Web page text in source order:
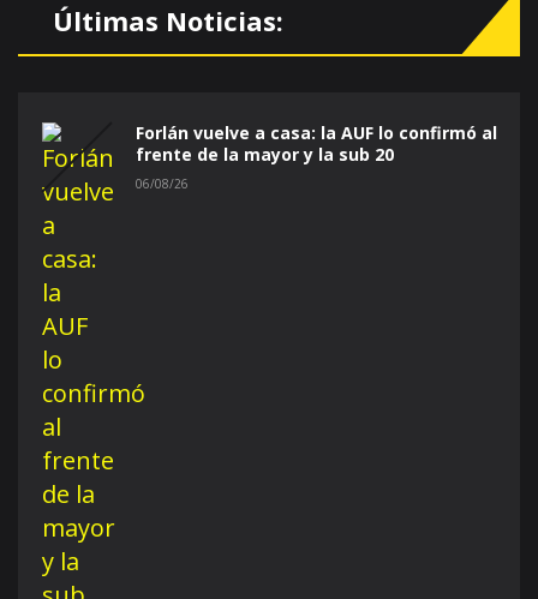
Últimas Noticias:
Forlán vuelve a casa: la AUF lo confirmó al
frente de la mayor y la sub 20
06/08/26